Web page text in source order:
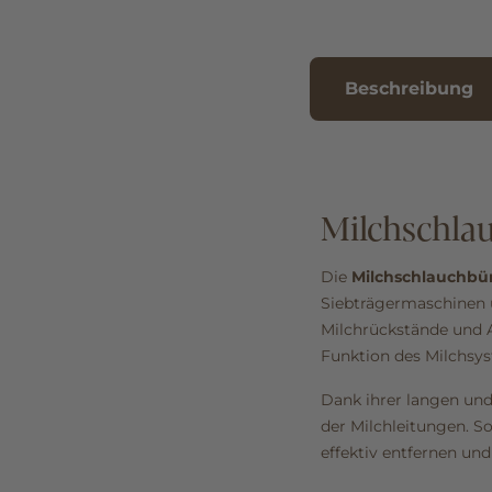
Beschreibung
Die
Milchrückstände und
Funktion des
Dank ihrer langen
der Milchleitungen.
effektiv entfernen